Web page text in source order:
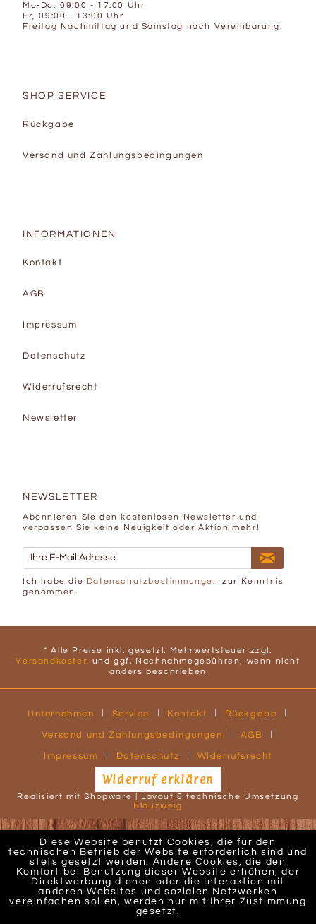
Mo-Do, 09:00 - 17:00 Uhr
Fr, 09:00 - 13:00 Uhr
Freitag Nachmittag und Samstag nach Vereinbarung.
SHOP SERVICE
Rückgabe
Versand und Zahlungsbedingungen
INFORMATIONEN
Kontakt
AGB
Impressum
Datenschutz
Widerrufsrecht
Newsletter
NEWSLETTER
Abonnieren Sie den kostenlosen Newsletter und
verpassen Sie keine Neuigkeit oder Aktion mehr!
Ich habe die Datenschutzbestimmungen zur Kenntnis
genommen.
* Alle Preise inkl. gesetzl. Mehrwertsteuer zzgl.
Versandkosten und ggf. Nachnahmegebühren, wenn nicht
anders beschrieben
Unternehmen Service Kontakt Rückgabe
Versand und Zahlungsbedingungen AGB
Impressum Datenschutz Widerrufsrecht
Widerruf erklären
Realisiert mit Shopware | Layout & technische Umsetzung
Blauzweig
Diese Website benutzt Cookies, die für den
technischen Betrieb der Website erforderlich sind und
stets gesetzt werden. Andere Cookies, die den
Komfort bei Benutzung dieser Website erhöhen, der
Direktwerbung dienen oder die Interaktion mit
anderen Websites und sozialen Netzwerken
vereinfachen sollen, werden nur mit Ihrer Zustimmung
gesetzt.